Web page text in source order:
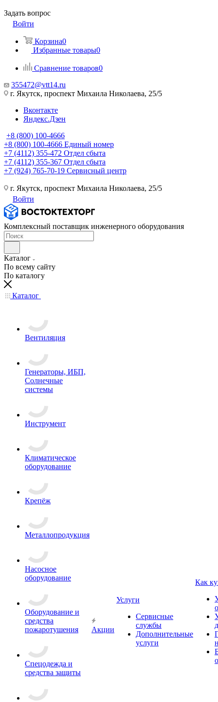
Задать вопрос
Войти
Корзина0
Избранные товары0
Сравнение товаров0
355472@vtt14.ru
г. Якутск, проспект Михаила Николаева, 25/5
Вконтакте
Яндекс.Дзен
+8 (800) 100-4666
+8 (800) 100-4666 Единый номер
+7 (4112) 355-472 Отдел сбыта
+7 (4112) 355-367 Отдел сбыта
+7 (924) 765-70-19 Сервисный центр
г. Якутск, проспект Михаила Николаева, 25/5
Войти
Комплексный поставщик инженерного оборудования
Каталог
По всему сайту
По каталогу
Каталог
Вентиляция
Генераторы, ИБП,
Солнечные
системы
Инструмент
Климатическое
оборудование
Крепёж
Металлопродукция
Насосное
оборудование
Оборудование и
средства
пожаротушения
Спецодежда и
средства защиты
Акции
Услуги
Сервисные
службы
Дополнительные
услуги
Как